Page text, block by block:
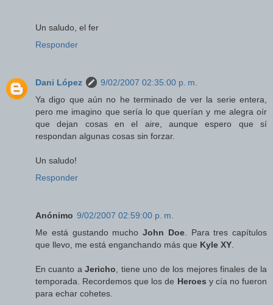
Un saludo, el fer
Responder
Dani López
9/02/2007 02:35:00 p. m.
Ya digo que aún no he terminado de ver la serie entera,
pero me imagino que sería lo que querían y me alegra oír
que dejan cosas en el aire, aunque espero que sí
respondan algunas cosas sin forzar.
Un saludo!
Responder
Anónimo 9/02/2007 02:59:00 p. m.
Me está gustando mucho John Doe. Para tres capítulos
que llevo, me está enganchando más que Kyle XY.
En cuanto aJericho, tiene uno de los mejores finales de la
temporada. Recordemos que los de Heroes y cía no fueron
para echar cohetes.